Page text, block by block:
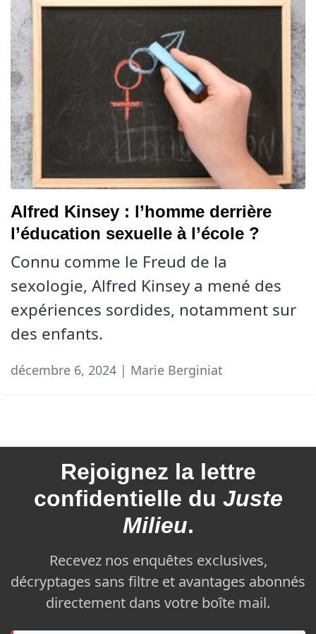
Alfred Kinsey : l’homme derrière
l’éducation sexuelle à l’école ?
Connu comme le Freud de la
sexologie, Alfred Kinsey a mené des
expériences sordides, notamment sur
des enfants.
décembre 6, 2024 | Marie Berginiat
Rejoignez la lettre
confidentielle du Juste
Milieu.
Recevez nos enquêtes exclusives,
décryptages sans filtre et avantages abonnés
directement dans votre boîte mail.